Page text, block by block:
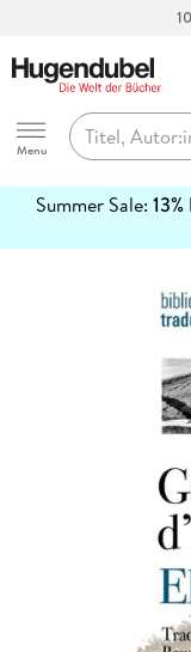
Hugendubel
Menu
Summer Sale:
erfahren